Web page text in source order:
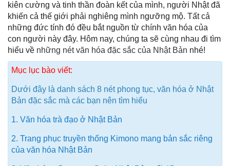
kiên cường và tinh thần đoàn kết của mình, người Nhật đã
khiến cả thế giới phải nghiêng mình ngưỡng mộ. Tất cả
những đức tính đó đều bắt nguồn từ chính văn hóa của
con người này đây. Hôm nay, chúng ta sẽ cùng nhau đi tìm
hiểu về những nét văn hóa đặc sắc của Nhật Bản nhé!
Mục lục bào viết:
Dưới đây là danh sách 8 nét phong tục, văn hóa ở Nhật
Bản đặc sắc mà các bạn nên tìm hiểu
1. Văn hóa trà đạo ở Nhật Bản
2. Trang phục truyền thống Kimono mang bản sắc riêng
của văn hóa Nhật Bản